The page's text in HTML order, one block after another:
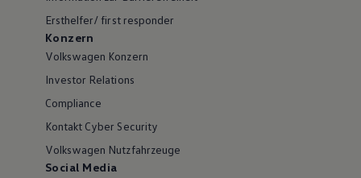
Ersthelfer/ first responder
Konzern
Volkswagen Konzern
Investor Relations
Compliance
Kontakt Cyber Security
Volkswagen Nutzfahrzeuge
Social Media